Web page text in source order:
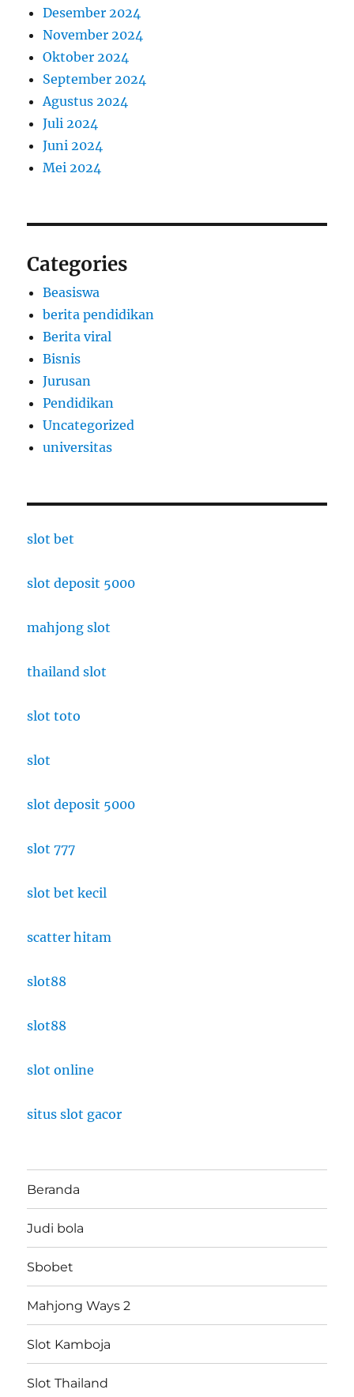
Desember 2024
November 2024
Oktober 2024
September 2024
Agustus 2024
Juli 2024
Juni 2024
Mei 2024
Categories
Beasiswa
berita pendidikan
Berita viral
Bisnis
Jurusan
Pendidikan
Uncategorized
universitas
slot bet
slot deposit 5000
mahjong slot
thailand slot
slot toto
slot
slot deposit 5000
slot 777
slot bet kecil
scatter hitam
slot88
slot88
slot online
situs slot gacor
Beranda
Judi bola
Sbobet
Mahjong Ways 2
Slot Kamboja
Slot Thailand